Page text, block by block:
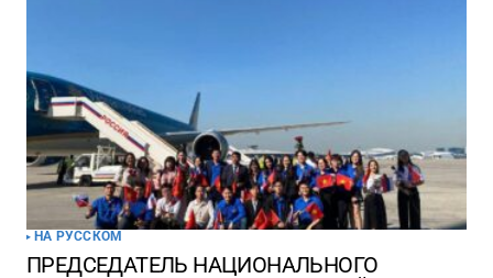
НА РУССКОМ
ПРЕДСЕДАТЕЛЬ НАЦИОНАЛЬНОГО